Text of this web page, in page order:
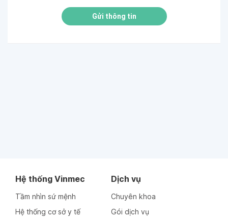
Gửi thông tin
Hệ thống Vinmec
Tầm nhìn sứ mệnh
Hệ thống cơ sở y tế
Dịch vụ
Chuyên khoa
Gói dịch vụ